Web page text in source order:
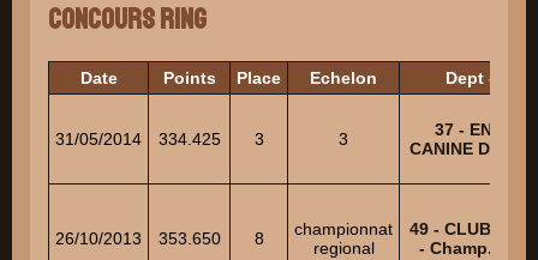
Concours Ring
Date Points Place Echelon Dept - Club
31/05/2014 334.425 3 3
37 -
CANINE DE
26/10/2013 353.650 8
championnat
regional
49 - CLUB
- Champ.